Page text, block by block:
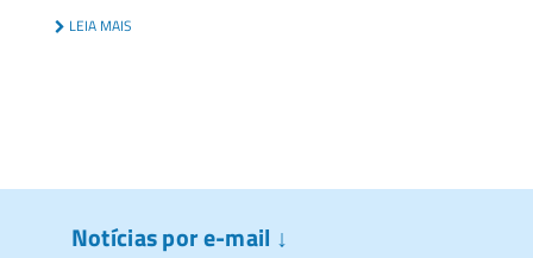
LEIA MAIS
Notícias por e-mail ↓